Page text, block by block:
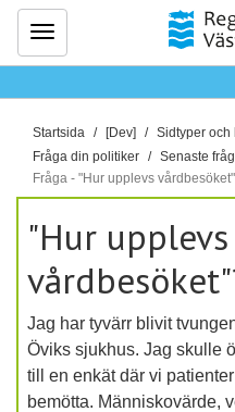
Meny
D
u
ä
h
r
:
Startsida [Dev]
Sidtyper och
Fråga din politiker
Senaste
Fråga - "Hur upplevs
"Hur upplevs
Jag har tyvärr blivit
Öviks sjukhus. Jag skulle
till en enkät där vi
bemötta. Människovärde,